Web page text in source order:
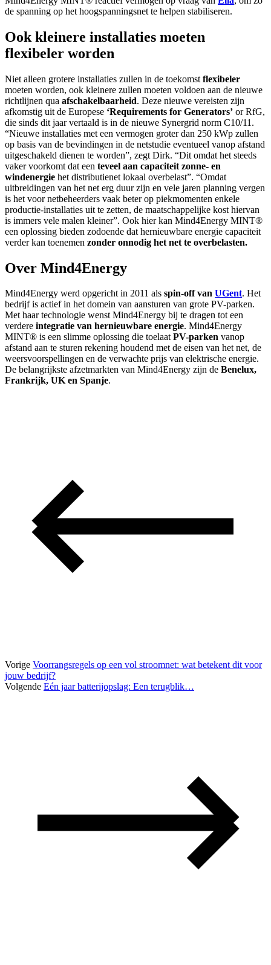
de spanning op het hoogspanningsnet te helpen stabiliseren.
Ook kleinere installaties moeten
flexibeler worden
Niet alleen grotere installaties zullen in de toekomst flexibeler
moeten worden, ook kleinere zullen moeten voldoen aan de nieuwe
richtlijnen qua afschakelbaarheid. Deze nieuwe vereisten zijn
afkomstig uit de Europese ‘Requirements for Generators’ or RfG,
die sinds dit jaar vertaald is in de nieuwe Synergrid norm C10/11.
“Nieuwe installaties met een vermogen groter dan 250 kWp zullen
op basis van de bevindingen in de netstudie eventueel vanop afstand
uitgeschakeld dienen te worden”, zegt Dirk. “Dit omdat het steeds
vaker voorkomt dat een teveel aan capaciteit zonne- en
windenergie het distributienet lokaal overbelast”. “Omdat
uitbreidingen van het net erg duur zijn en vele jaren planning vergen
is het voor netbeheerders vaak beter op piekmomenten enkele
productie-installaties uit te zetten, de maatschappelijke kost hiervan
is immers vele malen kleiner”. Ook hier kan Mind4Energy MINT®
een oplossing bieden zodoende dat hernieuwbare energie capaciteit
verder kan toenemen zonder onnodig het net te overbelasten.
Over Mind4Energy
Mind4Energy werd opgericht in 2011 als spin-off van UGent. Het
bedrijf is actief in het domein van aansturen van grote PV-parken.
Met haar technologie wenst Mind4Energy bij te dragen tot een
verdere integratie van hernieuwbare energie. Mind4Energy
MINT® is een slimme oplossing die toelaatPV-parken vanop
afstand aan te sturen rekening houdend met de eisen van het net, de
weersvoorspellingen en de verwachte prijs van elektrische energie.
De belangrijkste afzetmarkten van Mind4Energy zijn de Benelux,
Frankrijk, UK en Spanje.
Vorige Voorrangsregels op een vol stroomnet: wat betekent dit voor
jouw bedrijf?
Volgende Eén jaar batterijopslag: Een terugblik…